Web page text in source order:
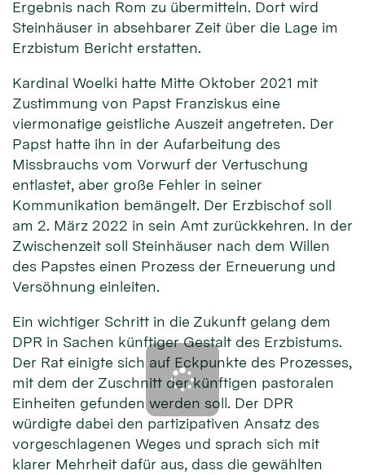
Ergebnis nach Rom zu übermitteln. Dort wird
Steinhäuser in absehbarer Zeit über die Lage im
Erzbistum Bericht erstatten.
Kardinal Woelki hatte Mitte Oktober 2021 mit
Zustimmung von Papst Franziskus eine
viermonatige geistliche Auszeit angetreten. Der
Papst hatte ihn in der Aufarbeitung des
Missbrauchs vom Vorwurf der Vertuschung
entlastet, aber große Fehler in seiner
Kommunikation bemängelt. Der Erzbischof soll
am 2. März 2022 in sein Amt zurückkehren. In der
Zwischenzeit soll Steinhäuser nach dem Willen
des Papstes einen Prozess der Erneuerung und
Versöhnung einleiten.
Ein wichtiger Schritt in die Zukunft gelang dem
DPR in Sachen künftiger Gestalt des Erzbistums.
Der Rat einigte sich auf Eckpunkte des Prozesses,
mit dem der Zuschnitt der künftigen pastoralen
Einheiten gefunden werden soll. Der DPR
würdigte dabei den partizipativen Ansatz des
vorgeschlagenen Weges und sprach sich mit
klarer Mehrheit dafür aus, dass die gewählten